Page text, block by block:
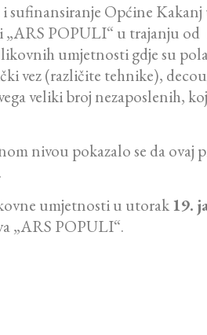
sufinansiranje Općine
POPULI“ u trajanju od
umjetnosti gdje su
vez (različite tehnike),
veliki broj nezaposlenih,
nivou pokazalo se da
umjetnosti u utorak 19.
„ARS POPULI“.